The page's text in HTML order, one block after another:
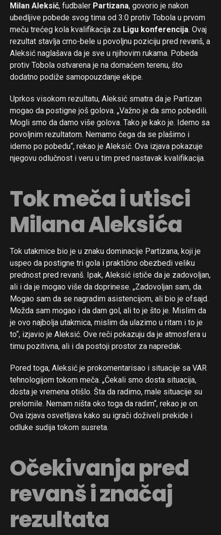
Milan Aleksić, fudbaler Partizana, govorio je nakon
ubedljive pobede svog tima od 3:0 protiv Tobola u prvom
meču trećeg kola kvalifikacija za Ligu konferencija. Ovaj
rezultat stavlja crno-bele u povoljnu poziciju pred revanš, a
Aleksić naglašava da je sve u njihovim rukama. Pobeda
protiv Tobola ostvarena je na domaćem terenu, što
dodatno podiže samopouzdanje ekipe.
Uprkos visokom rezultatu, Aleksić smatra da je Partizan
mogao da postigne još golova. „Važno je da smo pobedili.
Mogli smo da damo više golova. Tako je kako je. Idemo sa
povoljnim rezultatom. Nemamo čega da se plašimo i
idemo po pobedu“, rekao je Aleksić. Ova izjava pokazuje
njegovu odlučnost i veru u tim pred nastavak kvalifikacija.
Tok meča i utisci
Milana Aleksića
Tok utakmice bio je u znaku dominacije Partizana, koji je
uspeo da postigne tri gola i praktično obezbedi veliku
prednost pred revanš. Ipak, Aleksić ističe da je zadovoljan,
ali i da je mogao više da doprinese. „Zadovoljan sam, da.
Mogao sam da se nagradim asistencijom, ali bio je ofsajd.
Možda sam mogao i da dam gol, ali to je što je. Mislim da
je ovo najbolja utakmica, mislim da ulazimo u ritam i to je
to“, izjavio je Aleksić. Ove reči pokazuju da je atmosfera u
timu pozitivna, ali i da postoji prostor za napredak.
Pored toga, Aleksić je prokomentarisao i situacije sa VAR
tehnologijom tokom meča. „Čekali smo dosta situacija,
dosta je vremena otišlo. Šta da radimo, male situacije su
prelomile. Nemam ništa oko toga da radim“, rekao je on.
Ova izjava osvetljava kako su igrači doživeli prekide i
odluke sudija tokom susreta.
Očekivanja pred
revanš i značaj
rezultata